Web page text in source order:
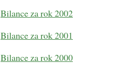
Bilance za rok 2002
Bilance za rok 2001
Bilance za rok 2000